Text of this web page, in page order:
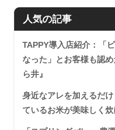
人気の記事
TAPPY導入店紹介：「
なった」とお客様も認
ら井』
身近なアレを加えるだ
ているお米が美味しく